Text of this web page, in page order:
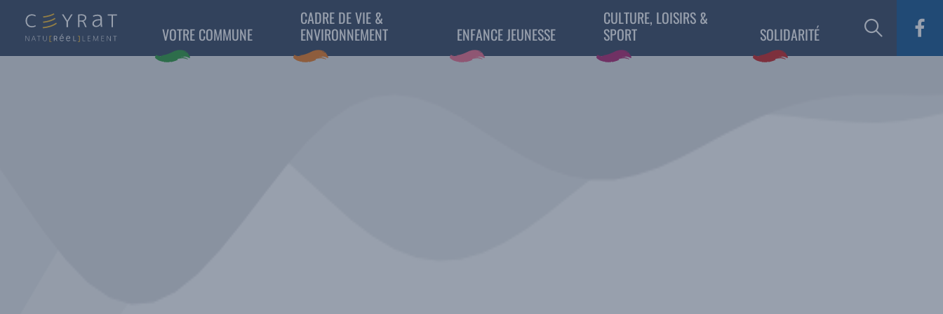
VOTRE COMMUNE
CADRE DE VIE &
ENVIRONNEMENT
ENFANCE JEUNESSE
CULTURE, LOISIRS &
SPORT
SOLIDARITÉ